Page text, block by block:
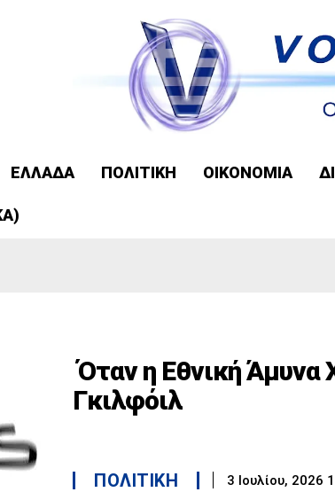
ΕΛΛΑΔΑ ΠΟΛΙΤΙΚΗ ΟΙΚΟΝΟΜΙΑ
Όταν η Εθνική Άμυνα
Γκιλφόιλ
ΠΟΛΙΤΙΚΗ 3 Ιουλίου, 2026